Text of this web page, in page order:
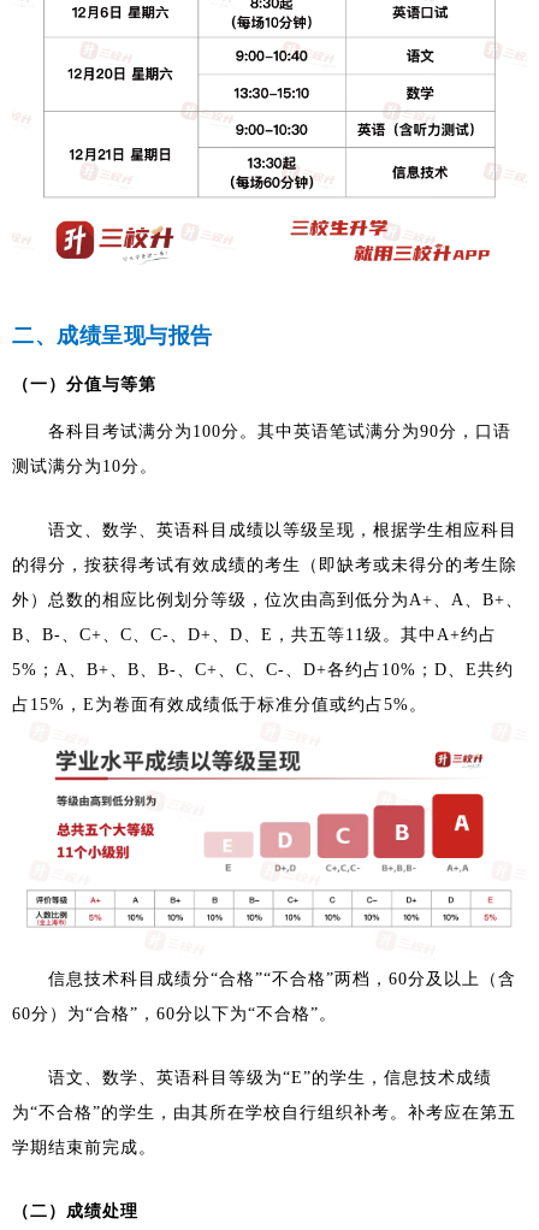
二、成绩呈现与报告
（一）分值与等第
各科目考试满分为100分。其中英语笔试满分为90分，口语
测试满分为10分。
语文、数学、英语科目成绩以等级呈现，根据学生相应科目
的得分，按获得考试有效成绩的考生（即缺考或未得分的考生除
外）总数的相应比例划分等级，位次由高到低分为A+、A、B+、
B、B-、C+、C、C-、D+、D、E，共五等11级。其中A+约占
5%；A、B+、B、B-、C+、C、C-、D+各约占10%；D、E共约
占15%，E为卷面有效成绩低于标准分值或约占5%。
信息技术科目成绩分“合格”“不合格”两档，60分及以上（含
60分）为“合格”，60分以下为“不合格”。
语文、数学、英语科目等级为“E”的学生，信息技术成绩
为“不合格”的学生，由其所在学校自行组织补考。补考应在第五
学期结束前完成。
（二）成绩处理